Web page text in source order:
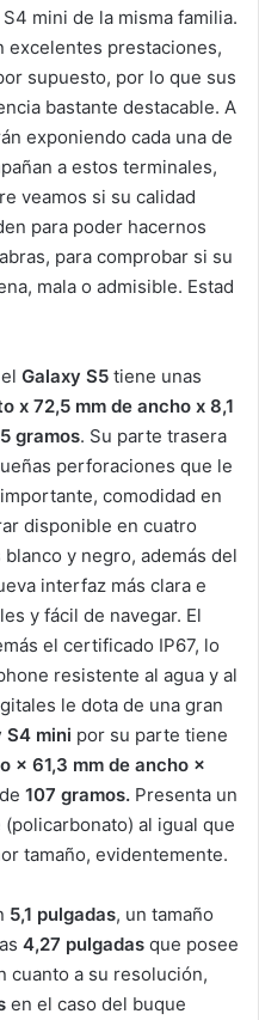
mini de la misma familia.
excelentes prestaciones,
supuesto, por lo que sus
bastante destacable. A
exponiendo cada una de
a estos terminales,
veamos si su calidad
para poder hacernos
para comprobar si su
mala o admisible. Estad
Galaxy S5 tiene unas
x 72,5 mm de ancho x 8,1
gramos. Su parte trasera
perforaciones que le
comodidad en
disponible en cuatro
y negro, además del
interfaz más clara e
y fácil de navegar. El
el certificado IP67, lo
resistente al agua y al
le dota de una gran
S4 mini por su parte tiene
× 61,3 mm de ancho ×
107 gramos. Presenta un
al igual que
tamaño, evidentemente.
5,1 pulgadas, un tamaño
4,27 pulgadas que posee
cuanto a su resolución,
en el caso del buque